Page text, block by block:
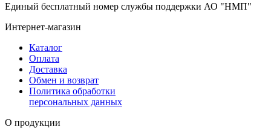
Единый бесплатный номер службы поддержки АО "НМП"
Интернет-магазин
Каталог
Оплата
Доставка
Обмен и возврат
Политика обработки
персональных данных
О продукции